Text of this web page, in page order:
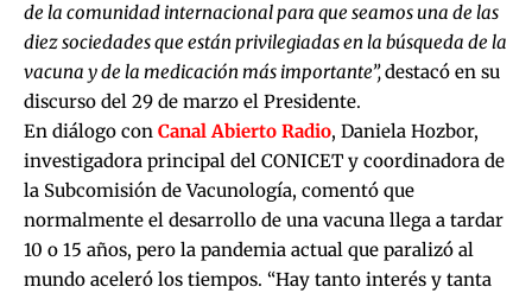
de la comunidad internacional para que seamos una de las
diez sociedades que están privilegiadas en la búsqueda de la
vacuna y de la medicación más importante”,destacó en su
discurso del 29 de marzo el Presidente.
En diálogo con Canal Abierto Radio, Daniela Hozbor,
investigadora principal del CONICET y coordinadora de
la Subcomisión de Vacunología, comentó que
normalmente el desarrollo de una vacuna llega a tardar
10 o 15 años, pero la pandemia actual que paralizó al
mundo aceleró los tiempos. “Hay tanto interés y tanta